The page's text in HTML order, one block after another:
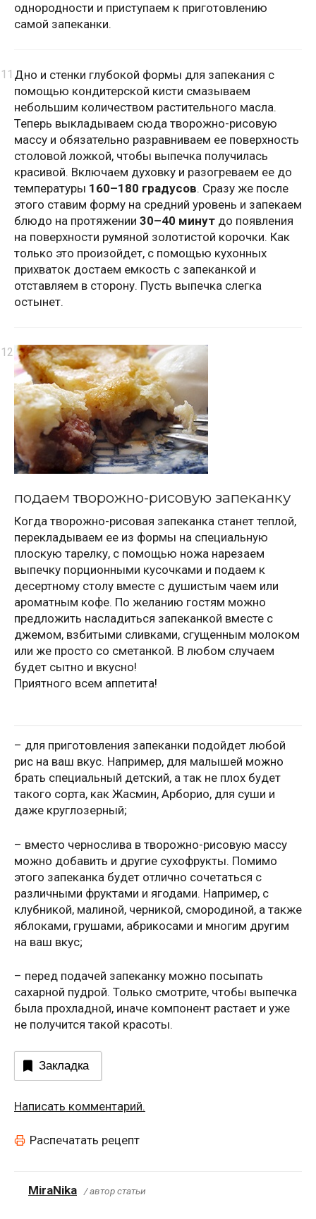
однородности и приступаем к приготовлению
самой запеканки.
Дно и стенки глубокой формы для запекания с
помощью кондитерской кисти смазываем
небольшим количеством растительного масла.
Теперь выкладываем сюда творожно-рисовую
массу и обязательно разравниваем ее поверхность
столовой ложкой, чтобы выпечка получилась
красивой. Включаем духовку и разогреваем ее до
температуры 160–180 градусов. Сразу же после
этого ставим форму на средний уровень и запекаем
блюдо на протяжении 30–40 минут до появления
на поверхности румяной золотистой корочки. Как
только это произойдет, с помощью кухонных
прихваток достаем емкость с запеканкой и
отставляем в сторону. Пусть выпечка слегка
остынет.
подаем творожно-рисовую запеканку
Когда творожно-рисовая запеканка станет теплой,
перекладываем ее из формы на специальную
плоскую тарелку, с помощью ножа нарезаем
выпечку порционными кусочками и подаем к
десертному столу вместе с душистым чаем или
ароматным кофе. По желанию гостям можно
предложить насладиться запеканкой вместе с
джемом, взбитыми сливками, сгущенным молоком
или же просто со сметанкой. В любом случаем
будет сытно и вкусно!
Приятного всем аппетита!
– для приготовления запеканки подойдет любой
рис на ваш вкус. Например, для малышей можно
брать специальный детский, а так не плох будет
такого сорта, как Жасмин, Арборио, для суши и
даже круглозерный;
– вместо чернослива в творожно-рисовую массу
можно добавить и другие сухофрукты. Помимо
этого запеканка будет отлично сочетаться с
различными фруктами и ягодами. Например, с
клубникой, малиной, черникой, смородиной, а также
яблоками, грушами, абрикосами и многим другим
на ваш вкус;
– перед подачей запеканку можно посыпать
сахарной пудрой. Только смотрите, чтобы выпечка
была прохладной, иначе компонент растает и уже
не получится такой красоты.
Закладка
Написать комментарий.
Распечатать рецепт
MiraNika / автор статьи